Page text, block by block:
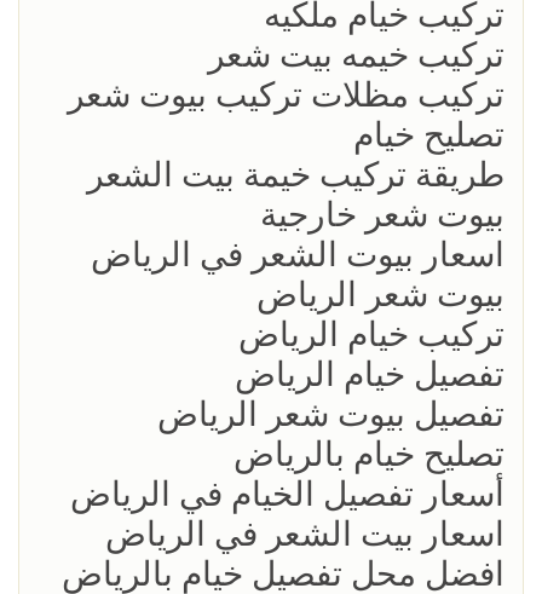
تركيب خيام ملكيه
تركيب خيمه بيت شعر
تركيب مظلات تركيب بيوت شعر
تصليح خيام
طريقة تركيب خيمة بيت الشعر
بيوت شعر خارجية
اسعار بيوت الشعر في الرياض
بيوت شعر الرياض
تركيب خيام الرياض
تفصيل خيام الرياض
تفصيل بيوت شعر الرياض
تصليح خيام بالرياض
أسعار تفصيل الخيام في الرياض
اسعار بيت الشعر في الرياض
افضل محل تفصيل خيام بالرياض